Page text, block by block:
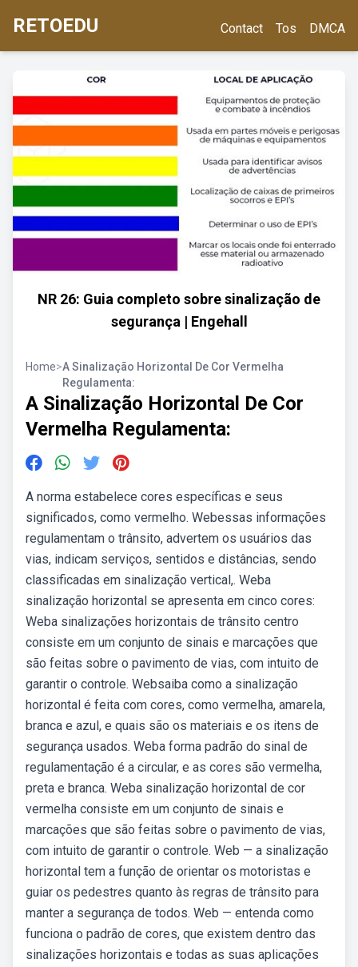
RETOEDU Contact Tos DMCA
NR 26: Guia completo sobre sinalização de
segurança | Engehall
Home>A Sinalização Horizontal De Cor Vermelha
Regulamenta:
A Sinalização Horizontal De Cor
Vermelha Regulamenta:
A norma estabelece cores específicas e seus
significados, como vermelho. Webessas informações
regulamentam o trânsito, advertem os usuários das
vias, indicam serviços, sentidos e distâncias, sendo
classificadas em sinalização vertical,. Weba
sinalização horizontal se apresenta em cinco cores:
Weba sinalizações horizontais de trânsito centro
consiste em um conjunto de sinais e marcações que
são feitas sobre o pavimento de vias, com intuito de
garantir o controle. Websaiba como a sinalização
horizontal é feita com cores, como vermelha, amarela,
branca e azul, e quais são os materiais e os itens de
segurança usados. Weba forma padrão do sinal de
regulamentação é a circular, e as cores são vermelha,
preta e branca. Weba sinalização horizontal de cor
vermelha consiste em um conjunto de sinais e
marcações que são feitas sobre o pavimento de vias,
com intuito de garantir o controle. Web — a sinalização
horizontal tem a função de orientar os motoristas e
guiar os pedestres quanto às regras de trânsito para
manter a segurança de todos. Web — entenda como
funciona o padrão de cores, que existem dentro das
sinalizações horizontais e todas as suas aplicações